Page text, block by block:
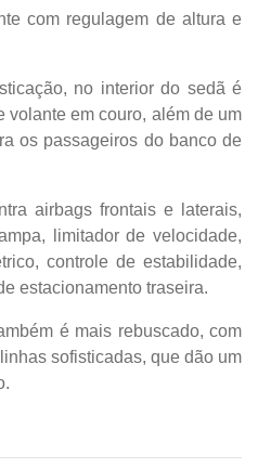
com regulagem de altura e
no interior do sedã é
volante em couro, além de um
os passageiros do banco de
airbags frontais e laterais,
limitador de velocidade,
controle de estabilidade,
estacionamento traseira.
é mais rebuscado, com
sofisticadas, que dão um